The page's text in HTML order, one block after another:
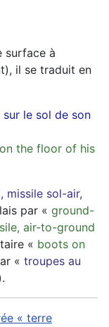
surface à
il se traduit en
le sol de son
the floor of his
missile sol-air,
par « ground-
air-to-ground
« boots on
« troupes au
« terre